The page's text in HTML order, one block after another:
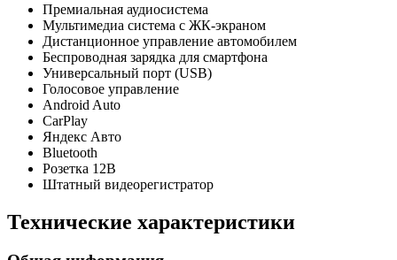
Премиальная аудиосистема
Мультимедиа система с ЖК-экраном
Дистанционное управление автомобилем
Беспроводная зарядка для смартфона
Универсальный порт (USB)
Голосовое управление
Android Auto
CarPlay
Яндекс Авто
Bluetooth
Розетка 12В
Штатный видеорегистратор
Технические характеристики